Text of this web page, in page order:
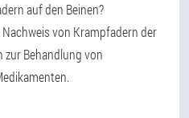
auf den Beinen?
von Krampfadern der
zur Behandlung von